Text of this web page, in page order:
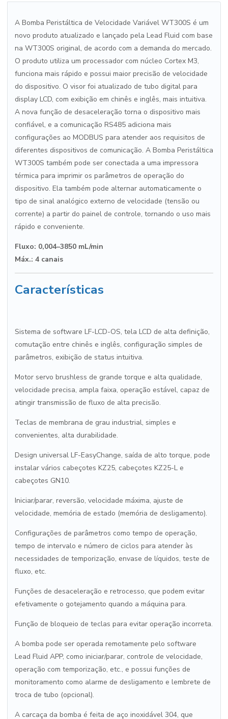
A Bomba Peristáltica de Velocidade Variável WT300S é um
novo produto atualizado e lançado pela Lead Fluid com base
na WT300S original, de acordo com a demanda do mercado.
O produto utiliza um processador com núcleo Cortex M3,
funciona mais rápido e possui maior precisão de velocidade
do dispositivo. O visor foi atualizado de tubo digital para
display LCD, com exibição em chinês e inglês, mais intuitiva.
A nova função de desaceleração torna o dispositivo mais
confiável, e a comunicação RS485 adiciona mais
configurações ao MODBUS para atender aos requisitos de
diferentes dispositivos de comunicação. A Bomba Peristáltica
WT300S também pode ser conectada a uma impressora
térmica para imprimir os parâmetros de operação do
dispositivo. Ela também pode alternar automaticamente o
tipo de sinal analógico externo de velocidade (tensão ou
corrente) a partir do painel de controle, tornando o uso mais
rápido e conveniente.
Fluxo: 0,004–3850 mL/min
Máx.: 4 canais
Características
Sistema de software LF-LCD-OS, tela LCD de alta definição,
comutação entre chinês e inglês, configuração simples de
parâmetros, exibição de status intuitiva.
Motor servo brushless de grande torque e alta qualidade,
velocidade precisa, ampla faixa, operação estável, capaz de
atingir transmissão de fluxo de alta precisão.
Teclas de membrana de grau industrial, simples e
convenientes, alta durabilidade.
Design universal LF-EasyChange, saída de alto torque, pode
instalar vários cabeçotes KZ25, cabeçotes KZ25-L e
cabeçotes GN10.
Iniciar/parar, reversão, velocidade máxima, ajuste de
velocidade, memória de estado (memória de desligamento).
Configurações de parâmetros como tempo de operação,
tempo de intervalo e número de ciclos para atender às
necessidades de temporização, envase de líquidos, teste de
fluxo, etc.
Funções de desaceleração e retrocesso, que podem evitar
efetivamente o gotejamento quando a máquina para.
Função de bloqueio de teclas para evitar operação incorreta.
A bomba pode ser operada remotamente pelo software
Lead Fluid APP, como iniciar/parar, controle de velocidade,
operação com temporização, etc., e possui funções de
monitoramento como alarme de desligamento e lembrete de
troca de tubo (opcional).
A carcaça da bomba é feita de aço inoxidável 304, que